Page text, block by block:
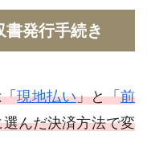
発行手続き
現地払い」と「前
んだ決済方法で変